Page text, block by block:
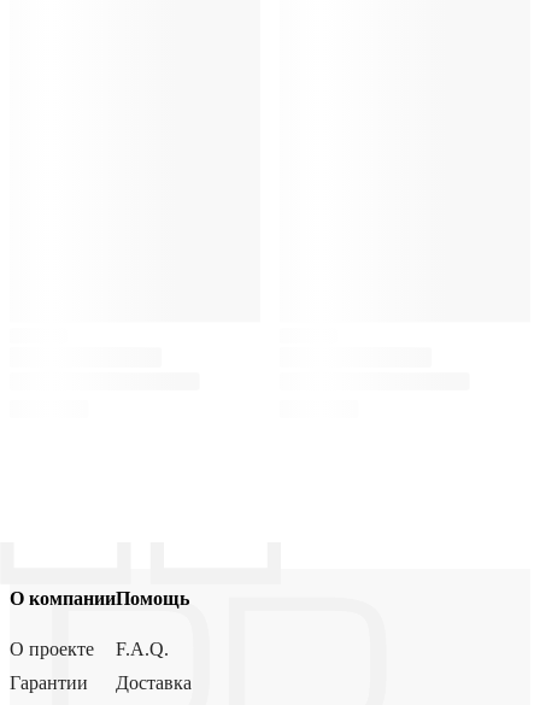
О компании
О проекте
Гарантии
Помощь
F.A.Q.
Доставка